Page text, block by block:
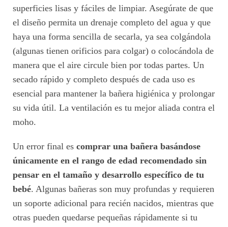
superficies lisas y fáciles de limpiar. Asegúrate de que
el diseño permita un drenaje completo del agua y que
haya una forma sencilla de secarla, ya sea colgándola
(algunas tienen orificios para colgar) o colocándola de
manera que el aire circule bien por todas partes. Un
secado rápido y completo después de cada uso es
esencial para mantener la bañera higiénica y prolongar
su vida útil. La ventilación es tu mejor aliada contra el
moho.
Un error final es comprar una bañera basándose
únicamente en el rango de edad recomendado sin
pensar en el tamaño y desarrollo específico de tu
bebé. Algunas bañeras son muy profundas y requieren
un soporte adicional para recién nacidos, mientras que
otras pueden quedarse pequeñas rápidamente si tu